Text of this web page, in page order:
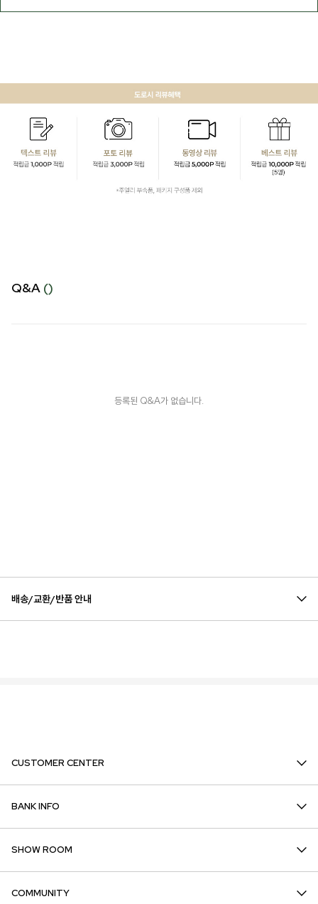
Q&A ()
등록된 Q&A가 없습니다.
배송/교환/반품 안내
CUSTOMER CENTER
BANK INFO
SHOW ROOM
COMMUNITY